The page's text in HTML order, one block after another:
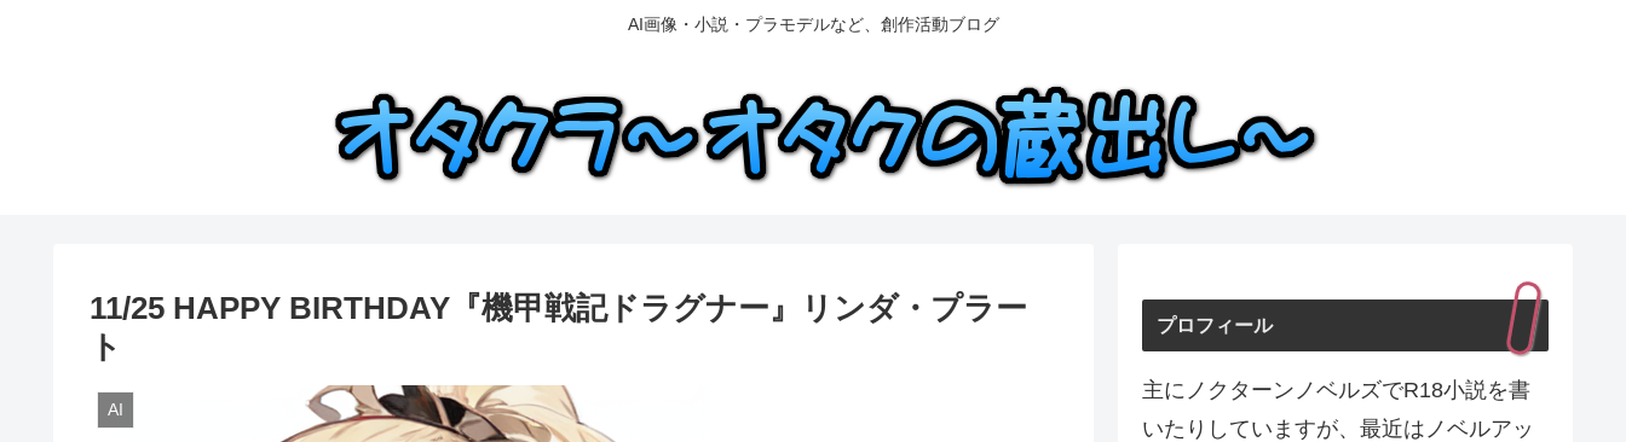
AI画像・小説・プラモデルなど、創作活動ブログ
11/25 HAPPY BIRTHDAY『機甲戦記ドラグナー』リンダ・プラー
ト
AI
プロフィール
主にノクターンノベルズでR18小説を書
いたりしていますが、最近はノベルアッ